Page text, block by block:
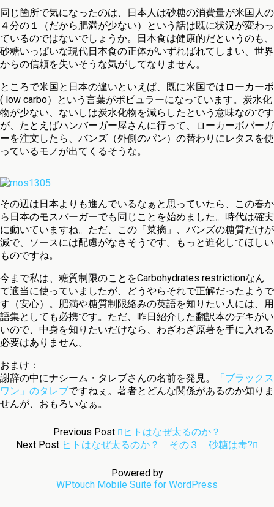
同じ箇所で気になったのは、日本人は砂糖の消費量が米国人の
４分の１（だから肥満が少ない）という話は既に状況が変わっ
ているのではないでしょうか。日本食は健康的だというのも、
砂糖いっぱいな現代日本食の正体がいずればれてしまい、世界
からの信頼を失いそうな気がしてなりません。
ところで米国と日本の違いといえば、既に米国ではローカーボ
( low carbo）という言葉がポピュラーになっています。炭水化
物が少ない、ないしは炭水化物を減らしたという意味なのです
が、たとえばハンバーガー屋さんに行って、ローカーボバーガ
ーを注文したら、バンズ（外側のパン）の替わりにレタスを使
っているモノが出てくるそうな。
その辺は日本よりも進んでいるなぁと思っていたら、この春か
ら日本のモスバーガーでも同じことを始めました。時代は確実
に動いていますね。ただ、この「菜摘」、バンズの糖質だけが
減で、ソースには配慮がなさそうです。もっと進化してほしい
ものですね。
今まで私は、糖質制限のことをCarbohydrates restrictionなん
て適当に使っていましたが、どうやらそれで正解だったようで
す（安心）。肥満や糖質制限絡みの英語を知りたい人には、用
語集としても必携です。ただ、昨日紹介した翻訳本のデキがい
いので、中身を知りたいだけなら、わざわざ原著を手に入れる
必要はありません。
おまけ：
謝辞の中にナシーム・タレブさんの名前を発見。
「ブラックス
ワン」のタレブですねぇ。著者とどんな関係があるのか知りま
せんが、おもろいなぁ。
Previous Post
ヒトはなぜ太るのか？
Next Post ヒトはなぜ太るのか？ その３ 砂糖は毒?
Powered by
WPtouch Mobile Suite for WordPress